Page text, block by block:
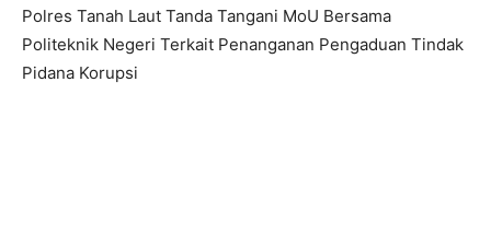
Polres Tanah Laut Tanda Tangani MoU Bersama
Politeknik Negeri Terkait Penanganan Pengaduan Tindak
Pidana Korupsi